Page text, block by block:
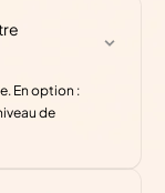
En option :
de